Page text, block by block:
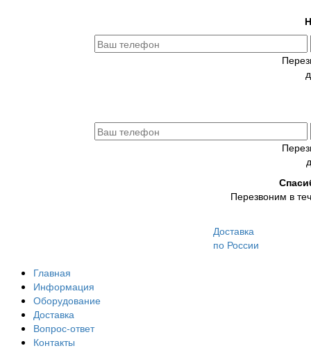
Перезвоним в
Доставка
по России
Главная
Информация
Оборудование
Доставка
Вопрос-ответ
Контакты